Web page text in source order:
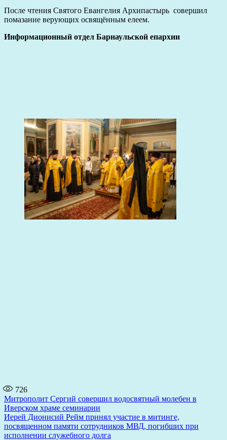
После чтения Святого Евангелия Архипастырь совершил
помазание верующих освящённым елеем.
Информационный отдел Барнаульской епархии
726
Навигация
по
записям
Митрополит Сергий совершил водосвятный молебен в
Иверском храме семинарии
Иерей Дионисий Рейм принял участие в митинге,
посвященном памяти сотрудников МВД, погибших при
исполнении служебного долга